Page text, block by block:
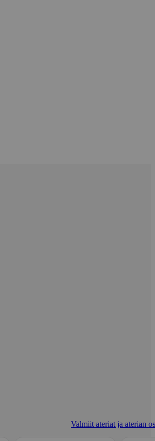
Valmiit ateriat ja aterian